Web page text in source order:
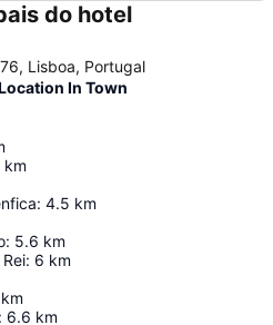
do hotel
Lisboa, Portugal
In Town
km
: 4.5 km
: 5.6 km
: 6 km
km
: 6.6 km